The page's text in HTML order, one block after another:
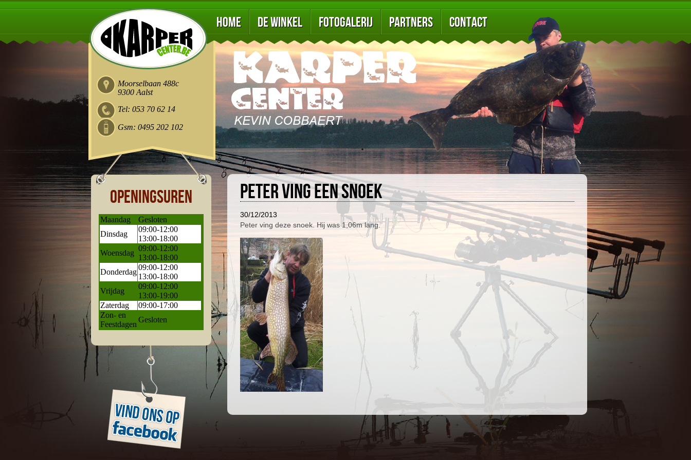
Home De winkel Fotogalerij Partners Contact
Moorselbaan 488c
9300 Aalst
Tel: 053 70 62 14
Gsm: 0495 202 102
Openingsuren
Maandag
Gesloten
Dinsdag
09:00-12:00
13:00-18:00
Woensdag
09:00-12:00
13:00-18:00
Donderdag
09:00-12:00
13:00-18:00
Vrijdag
09:00-12:00
13:00-19:00
Zaterdag
09:00-17:00
Zon- en
Feestdagen
Gesloten
Peter ving een snoek
30/12/2013
Peter ving deze snoek. Hij was 1,06m lang.